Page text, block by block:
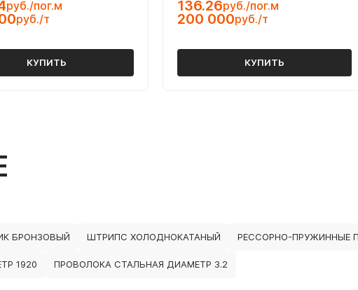
руб./пог.м
руб./т
КУПИТЬ
136.26руб./пог.м
200 000руб./т
КУПИТЬ
БРОНЗОВЫЙ ШТРИПС ХОЛОДНОКАТАНЫЙ РЕССОРНО-ПРУЖИННЫЕ
1920 ПРОВОЛОКА СТАЛЬНАЯ ДИАМЕТР 3.2